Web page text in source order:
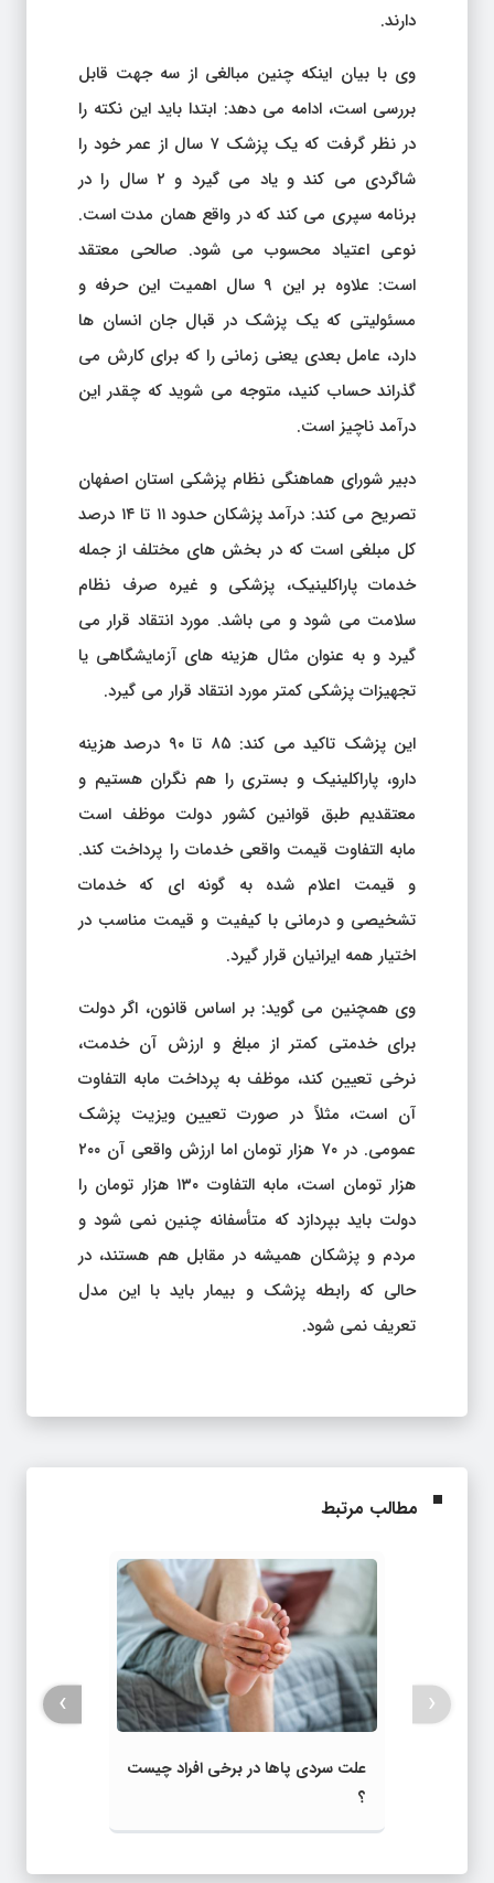
دارند.
وی با بیان اینکه چنین مبالغی از سه جهت قابل
بررسی است، ادامه می دهد: ابتدا باید این نکته را
در نظر گرفت که یک پزشک ۷ سال از عمر خود را
شاگردی می کند و یاد می گیرد و ۲ سال را در
برنامه سپری می کند که در واقع همان مدت است.
نوعی اعتیاد محسوب می شود. صالحی معتقد
است: علاوه بر این ۹ سال اهمیت این حرفه و
مسئولیتی که یک پزشک در قبال جان انسان ها
دارد، عامل بعدی یعنی زمانی را که برای کارش می
گذراند حساب کنید، متوجه می شوید که چقدر این
درآمد ناچیز است.
دبیر شورای هماهنگی نظام پزشکی استان اصفهان
تصریح می کند: درآمد پزشکان حدود ۱۱ تا ۱۴ درصد
کل مبلغی است که در بخش های مختلف از جمله
خدمات پاراکلینیک، پزشکی و غیره صرف نظام
سلامت می شود و می باشد. مورد انتقاد قرار می
گیرد و به عنوان مثال هزینه های آزمایشگاهی یا
تجهیزات پزشکی کمتر مورد انتقاد قرار می گیرد.
این پزشک تاکید می کند: ۸۵ تا ۹۰ درصد هزینه
دارو، پاراکلینیک و بستری را هم نگران هستیم و
معتقدیم طبق قوانین کشور دولت موظف است
مابه التفاوت قیمت واقعی خدمات را پرداخت کند.
و قیمت اعلام شده به گونه ای که خدمات
تشخیصی و درمانی با کیفیت و قیمت مناسب در
اختیار همه ایرانیان قرار گیرد.
وی همچنین می گوید: بر اساس قانون، اگر دولت
برای خدمتی کمتر از مبلغ و ارزش آن خدمت،
نرخی تعیین کند، موظف به پرداخت مابه التفاوت
آن است، مثلاً در صورت تعیین ویزیت پزشک
عمومی. در ۷۰ هزار تومان اما ارزش واقعی آن ۲۰۰
هزار تومان است، مابه التفاوت ۱۳۰ هزار تومان را
دولت باید بپردازد که متأسفانه چنین نمی شود و
مردم و پزشکان همیشه در مقابل هم هستند، در
حالی که رابطه پزشک و بیمار باید با این مدل
تعریف نمی شود.
مطالب مرتبط
علت سردی پاها در برخی افراد چیست
؟
‹
›